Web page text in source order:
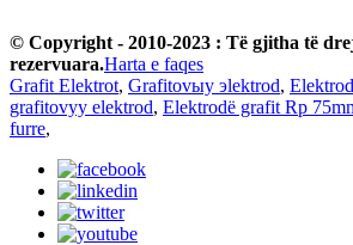
© Copyright - 2010-2023 : Të gjitha të
rezervuara.Harta e faqes
Grafit Elektrot, Grafitovыy эlektrod,
grafitovyy elektrod, Elektrodë grafit Rp
furre,